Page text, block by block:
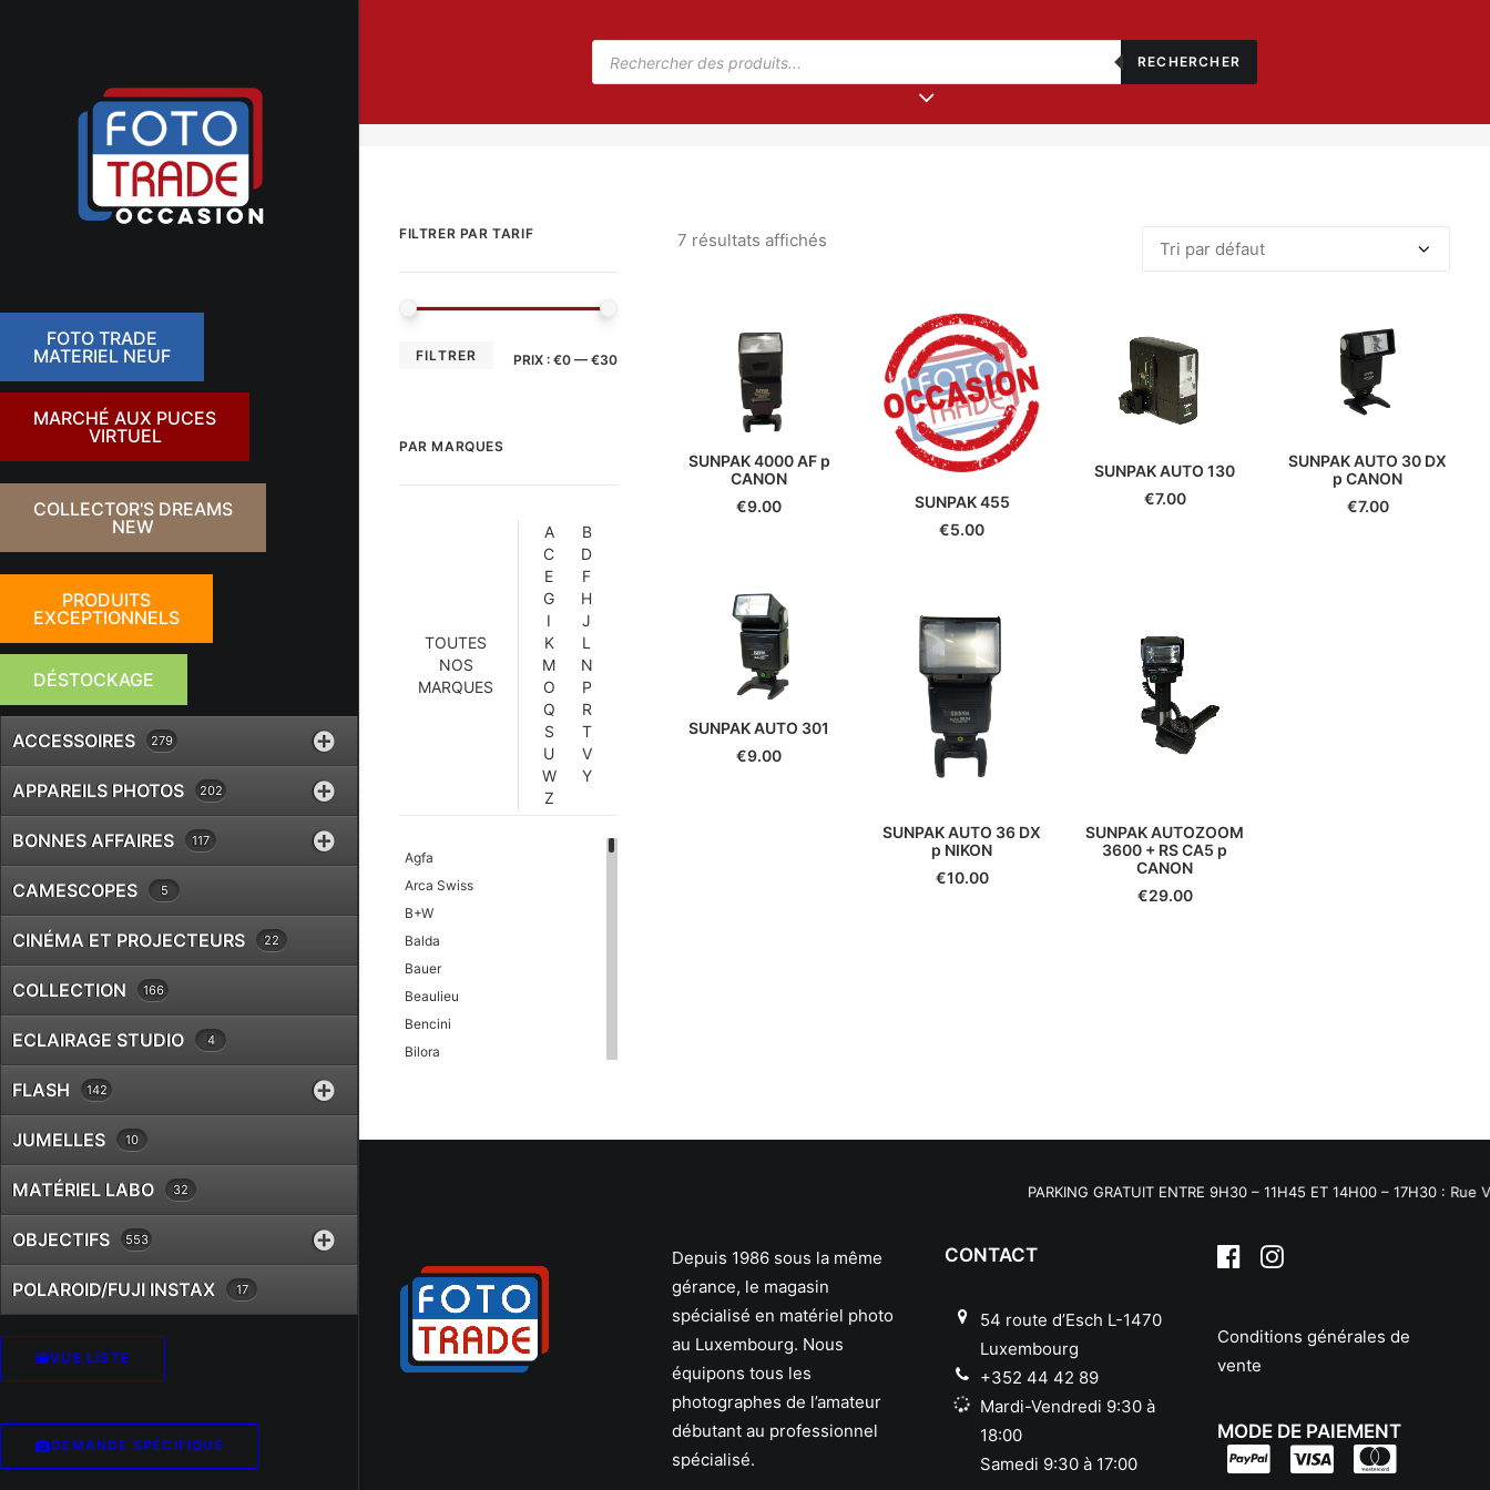
FOTO TRADE
MATERIEL NEUF
MARCHÉ AUX PUCES
VIRTUEL
COLLECTOR'S DREAMS
NEW
PRODUITS
EXCEPTIONNELS
DÉSTOCKAGE
ACCESSOIRES 279
APPAREILS PHOTOS 202
BONNES AFFAIRES 117
CAMESCOPES 5
CINÉMA ET PROJECTEURS 22
COLLECTION 166
ECLAIRAGE STUDIO 4
FLASH 142
JUMELLES 10
MATÉRIEL LABO 32
OBJECTIFS 553
POLAROID/FUJI INSTAX 17
VUE LISTE
DEMANDE SPÉCIFIQUE
RECHERCHER
FILTRER PAR TARIF
FILTRER PRIX : €0 — €30
PAR MARQUES
TOUTES
NOS
MARQUES
A
B
C
D
E
F
G
H
I
J
K
L
M
N
O
P
Q
R
S
T
U
V
W
Y
Z
Agfa
Arca Swiss
B+W
Balda
Bauer
Beaulieu
Bencini
Bilora
Cosina
Cullmann
Danubia
Dörr
7 résultats affichés
SUNPAK 4000 AF p
CANON
€9.00
SUNPAK 455
€5.00
SUNPAK AUTO 130
€7.00
SUNPAK AUTO 30 DX
p CANON
€7.00
SUNPAK AUTO 301
€9.00
SUNPAK AUTO 36 DX
p NIKON
€10.00
SUNPAK AUTOZOOM
3600 + RS CA5 p
CANON
€29.00
PARKING GRATUIT ENTRE 9H30 – 11H45 ET 14H00 – 17H30 : Rue
Depuis 1986 sous la même
gérance, le magasin
spécialisé en matériel photo
au Luxembourg. Nous
équipons tous les
photographes de l’amateur
débutant au professionnel
spécialisé.
CONTACT
54 route d’Esch L-1470
Luxembourg
+352 44 42 89
Mardi-Vendredi 9:30 à
18:00
Samedi 9:30 à 17:00
Conditions générales de
vente
MODE DE PAIEMENT